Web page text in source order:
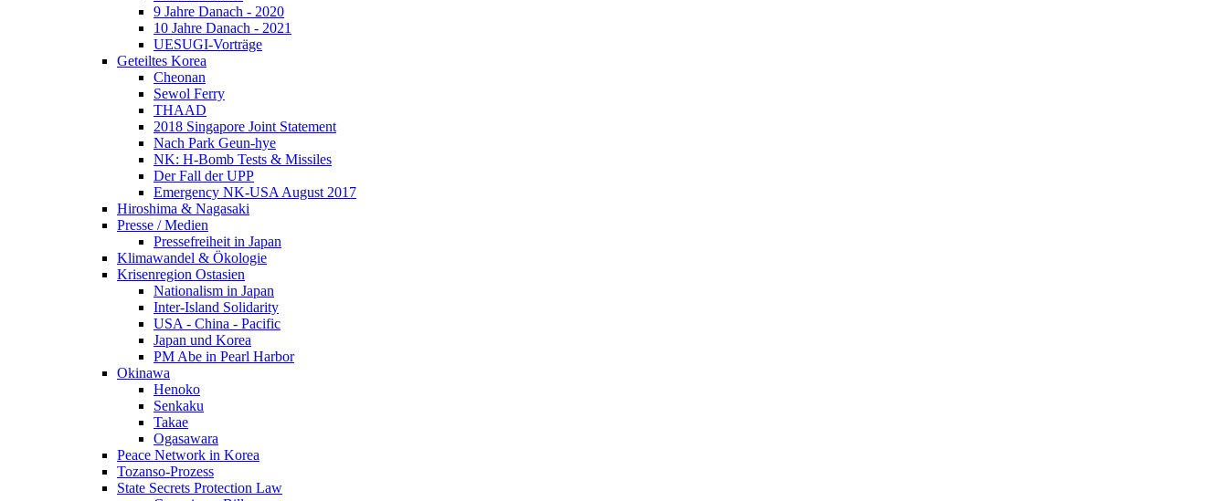
9 Jahre Danach - 2020
10 Jahre Danach - 2021
UESUGI-Vorträge
Geteiltes Korea
Cheonan
Sewol Ferry
THAAD
2018 Singapore Joint Statement
Nach Park Geun-hye
NK: H-Bomb Tests & Missiles
Der Fall der UPP
Emergency NK-USA August 2017
Hiroshima & Nagasaki
Presse / Medien
Pressefreiheit in Japan
Klimawandel & Ökologie
Krisenregion Ostasien
Nationalism in Japan
Inter-Island Solidarity
USA - China - Pacific
Japan und Korea
PM Abe in Pearl Harbor
Okinawa
Henoko
Senkaku
Takae
Ogasawara
Peace Network in Korea
Tozanso-Prozess
State Secrets Protection Law